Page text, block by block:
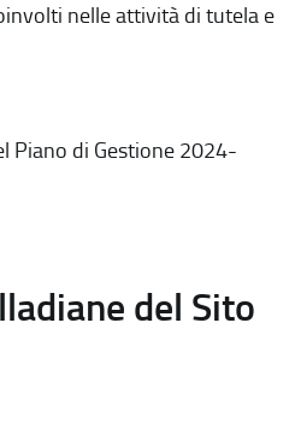
nelle attività di tutela e
Piano di Gestione 2024-
del Sito